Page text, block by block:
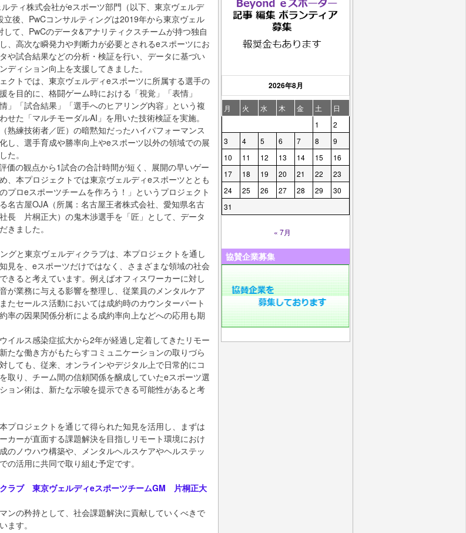
ティ株式会社がeスポーツ部門（以下、東京ヴェルデ
立後、PwCコンサルティングは2019年から東京ヴェル
して、PwCのデータ&アナリティクスチームが持つ独自
、高次な瞬発力や判断力が必要とされるeスポーツにお
や試合結果などの分析・検証を行い、データに基づい
ディション向上を支援してきました。
クトでは、東京ヴェルディeスポーツに所属する選手の
を目的に、格闘ゲーム時における「視覚」「表情」
」「試合結果」「選手へのヒアリング内容」という複
せた「マルチモーダルAI」を用いた技術検証を実施。
熟練技術者／匠）の暗黙知だったハイパフォーマンス
し、選手育成や勝率向上やeスポーツ以外の領域での展
た。
価の観点から1試合の合計時間が短く、展開の早いゲー
、本プロジェクトでは東京ヴェルディeスポーツととも
プロeスポーツチームを作ろう！」というプロジェクト
名古屋OJA（所属：名古屋王者株式会社、愛知県名古
長 片桐正大）の鬼木渉選手を「匠」として、データ
きました。
グと東京ヴェルディクラブは、本プロジェクトを通し
見を、eスポーツだけではなく、さまざまな領域の社会
きると考えています。例えばオフィスワーカーに対し
が業務に与える影響を整理し、従業員のメンタルケア
たセールス活動においては成約時のカウンターパート
率の因果関係分析による成約率向上などへの応用も期
イルス感染症拡大から2年が経過し定着してきたリモー
たな働き方がもたらすコミュニケーションの取りづら
しても、従来、オンラインやデジタル上で日常的にコ
取り、チーム間の信頼関係を醸成していたeスポーツ選
ョン術は、新たな示唆を提示できる可能性があると考
プロジェクトを通じて得られた知見を活用し、まずは
カーが直面する課題解決を目指しリモート環境におけ
のノウハウ構築や、メンタルヘルスケアやヘルステッ
の活用に共同で取り組む予定です。
クラブ 東京ヴェルディeスポーツチームGM 片桐正大
ンの矜持として、社会課題解決に貢献していくべきで
ます。
2026年8月
月 火 水 木 金 土
日
1
2
3
4 5 6 7 8
9
10
11 12 13 14 15
16
17
18 19 20 21 22
23
24
25 26 27 28 29
30
31
« 7月
協賛企業募集